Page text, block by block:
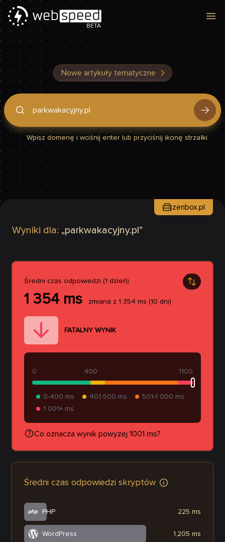
BETA
Nowe artykuły tematyczne
Podaj domenę, by sprawdzić, czy Twoja strona jest szybka
Wpisz domenę i wciśnij enter lub przyciśnij ikonę strzałki.
Wyniki dla: „parkwakacyjny.pl ”
zenbox.pl
Średni czas odpowiedzi (1 dzień)
1 354ms zmiana z 1 354 ms (10 dni)
FATALNY WYNIK
400
0 1100
0-400 ms 401-500 ms
501-1 000 ms
1 001+ ms
Co oznacza wynik powyżej 1001 ms?
Średni czas odpowiedzi skryptów
PHP
WordPress
225 ms
1,205 ms